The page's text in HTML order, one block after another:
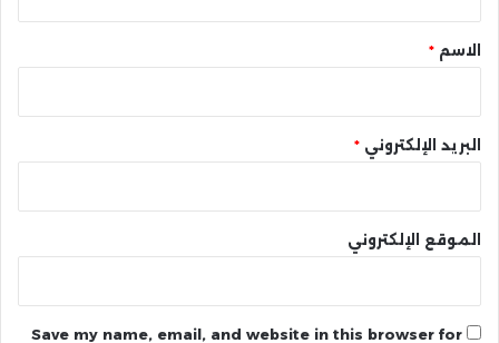
* الاسم *
البريد الإلكتروني *
الموقع الإلكتروني
Save my name, email, and website in this browser for